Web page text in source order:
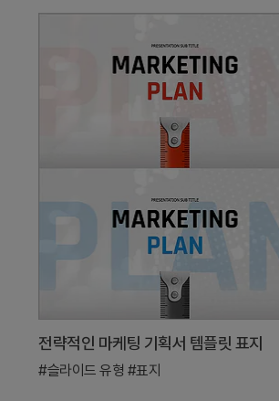
전략적인 마케팅 기획서 템플릿 표지
#슬라이드 유형 #표지